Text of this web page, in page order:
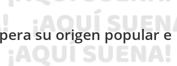
su origen popular e